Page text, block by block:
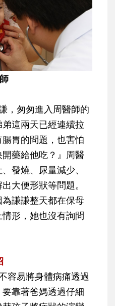
，匆匆進入周醫師的
這兩天已經連續拉
胃的問題，也害怕
藥給他吃？』周醫
發燒、尿量減少、
大便形狀等問題。
謙謙整天都在保母
形，她也沒有詢問
容易將身體病痛透過
靠著爸媽透過仔細